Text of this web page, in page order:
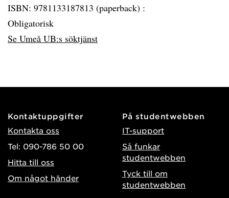
ISBN: 9781133187813 (paperback) :
Obligatorisk
Se Umeå UB:s söktjänst
Kontaktuppgifter
Kontakta oss
Tel: 090-786 50 00
Hitta till oss
Om något händer
På studentwebben
IT-support
Så funkar
studentwebben
Tyck till om
studentwebben